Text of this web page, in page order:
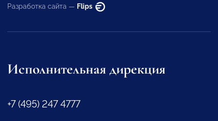
Разработка сайта — Flips
Исполнительная дирекция
+7 (495) 247 4777